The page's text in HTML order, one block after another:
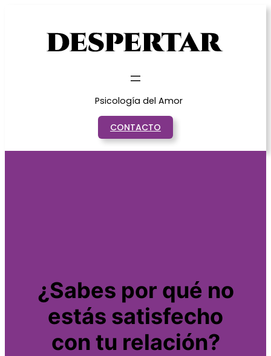
Psicología del Amor
CONTACTO
¿Sabes por qué no
estás satisfecho
con tu relación?